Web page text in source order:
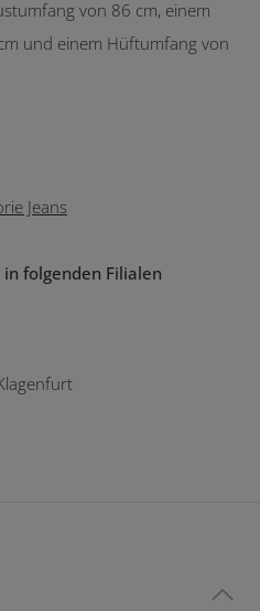
von 86 cm, einem
und einem Hüftumfang von
Jeans
folgenden Filialen